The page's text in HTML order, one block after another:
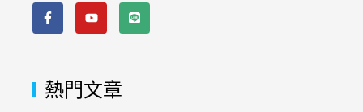
熱門文章